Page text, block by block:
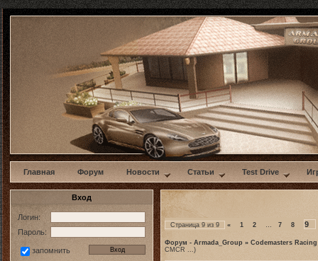
w
Главная Форум Новости Статьи Test Drive
Вход
Логин:
Пароль:
запомнить
Страница 9 из 9 « 1 2 … 7 8 9
Форум - Armada_Group » Codemasters Racing
CMCR ...)